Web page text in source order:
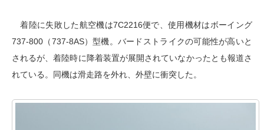
着陸に失敗した航空機は7C2216便で、使用機材はボーイング
737-800（737-8AS）型機。バードストライクの可能性が高いと
されるが、着陸時に降着装置が展開されていなかったとも報道さ
れている。同機は滑走路を外れ、外壁に衝突した。